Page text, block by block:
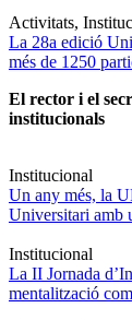
Activitats,
La 28a edició
més de 1250
El rector i el
institucionals
Institucional
Un any més, la
Universitari amb
Institucional
La II Jornada
mentalització